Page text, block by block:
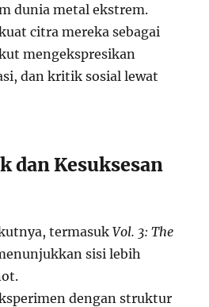
dunia metal ekstrem.
citra mereka sebagai
mengekspresikan
dan kritik sosial lewat
dan Kesuksesan
termasukVol. 3: The
sisi lebih
dengan struktur